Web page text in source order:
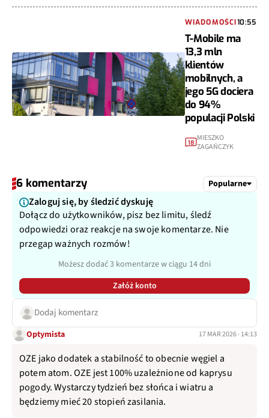
WIADOMOŚCI10:55
T-Mobile ma
13,3 mln
klientów
mobilnych, a
jego 5G dociera
do 94%
populacji Polski
18 MIESZKO
ZAGAŃCZYK
6 komentarzy Popularne
Zaloguj się, by śledzić dyskuję
Dołącz do użytkowników, pisz bez limitu, śledź
odpowiedzi oraz reakcje na swoje komentarze. Nie
przegap ważnych rozmów!
Możesz dodać 3 komentarze w ciągu 14 dni
Załóż konto
Dodaj komentarz
Optymista 17 MAR 2026 · 14:13
OZE jako dodatek a stabilność to obecnie węgiel a
potem atom. OZE jest 100% uzależnione od kaprysu
pogody. Wystarczy tydzień bez słońca i wiatru a
będziemy mieć 20 stopień zasilania.